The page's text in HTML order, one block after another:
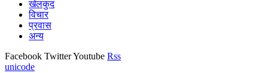
खेलकुद
विचार
प्रवास
अन्य
Facebook TwitterYoutube Rss
unicode